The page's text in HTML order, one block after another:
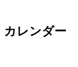
カレンダー